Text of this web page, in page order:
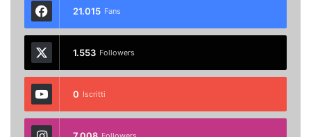
21.015 Fans
1.553 Followers
0 Iscritti